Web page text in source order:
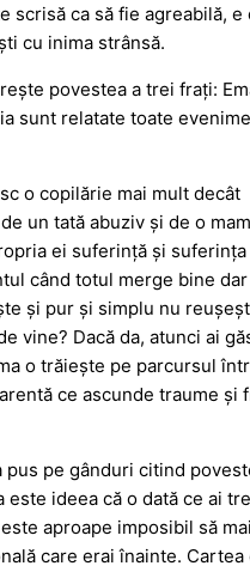
scrisă ca să fie agreabilă, e
cu inima strânsă.
povestea a trei frați:
sunt relatate toate
o copilărie mai mult decât
un tată abuziv și de o
ei suferință și
când totul merge bine
și pur și simplu nu
vine? Dacă da, atunci ai
o trăiește pe parcursul
ce ascunde traume și
pus pe gânduri citind
este ideea că o dată ce ai
aproape imposibil să
care erai înainte. Cartea